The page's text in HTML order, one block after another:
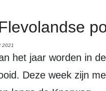
2021
Deze week zijn